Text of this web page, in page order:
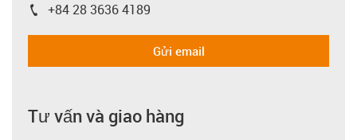
igus-icon-phone
+84 28 3636 4189
Gửi email
Tư vấn và giao hàng